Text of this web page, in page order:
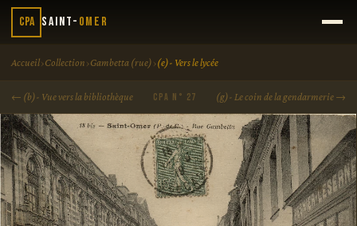
CPA Saint- Omer
Accueil›Collection ›Gambetta (rue) ›(e)- Vers le lycée
← (b)- Vue vers la bibliothèque CPA N° 27 (g)- Le coin de la gendarmerie →